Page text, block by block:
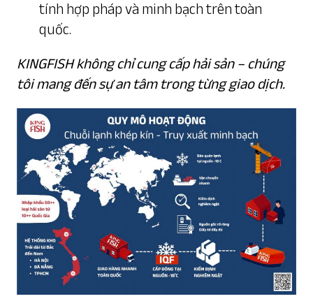
tính hợp pháp và minh bạch trên toàn
quốc.
KINGFISH không chỉ cung cấp hải sản – chúng
tôi mang đến sự an tâm trong từng giao dịch.